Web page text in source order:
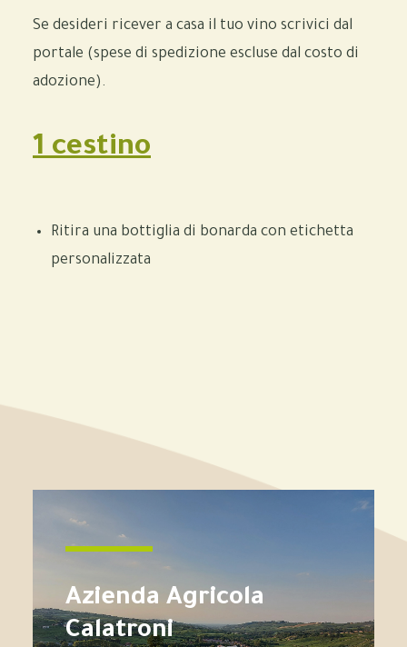
Se desideri ricever a casa il tuo vino scrivici dal
portale (spese di spedizione escluse dal costo di
adozione).
1 cestino
Ritira una bottiglia di bonarda con etichetta
personalizzata
Azienda Agricola
Calatroni